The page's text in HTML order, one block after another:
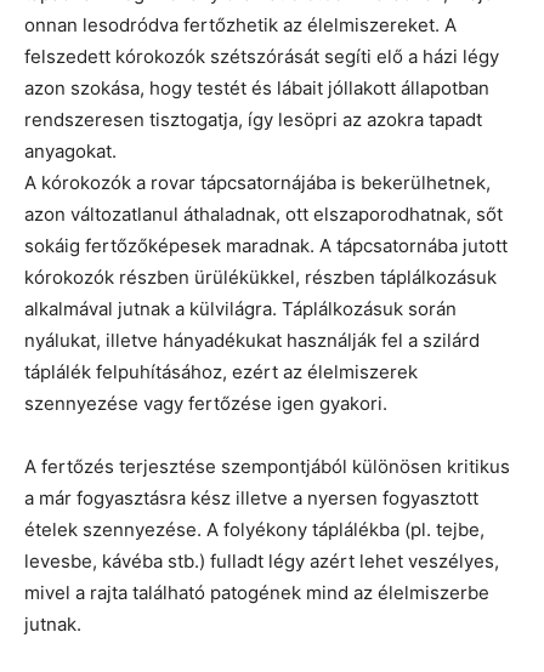
onnan lesodródva fertőzhetik az élelmiszereket. A
felszedett kórokozók szétszórását segíti elő a házi légy
azon szokása, hogy testét és lábait jóllakott állapotban
rendszeresen tisztogatja, így lesöpri az azokra tapadt
anyagokat.
A kórokozók a rovar tápcsatornájába is bekerülhetnek,
azon változatlanul áthaladnak, ott elszaporodhatnak, sőt
sokáig fertőzőképesek maradnak. A tápcsatornába jutott
kórokozók részben ürülékükkel, részben táplálkozásuk
alkalmával jutnak a külvilágra. Táplálkozásuk során
nyálukat, illetve hányadékukat használják fel a szilárd
táplálék felpuhításához, ezért az élelmiszerek
szennyezése vagy fertőzése igen gyakori.
A fertőzés terjesztése szempontjából különösen kritikus
a már fogyasztásra kész illetve a nyersen fogyasztott
ételek szennyezése. A folyékony táplálékba (pl. tejbe,
levesbe, kávéba stb.) fulladt légy azért lehet veszélyes,
mivel a rajta található patogének mind az élelmiszerbe
jutnak.